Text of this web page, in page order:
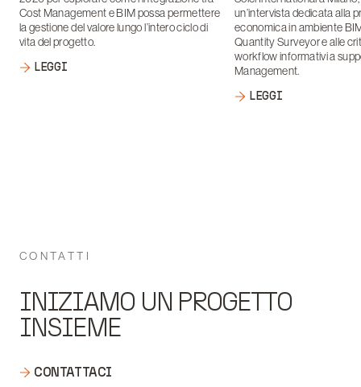
Cost Management e BIM possa permettere
la gestione del valore lungo l’intero ciclo di
vita del progetto.
LEGGI
un’intervista dedicata alla
economica in ambiente
Quantity Surveyor e alle
workflow informativi a
Management.
LEGGI
CONTATTI
INIZIAMO UN PROGETTO
INSIEME
CONTATTACI